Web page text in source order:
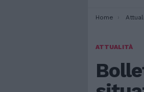
You are here:
Home
ATTUALITÀ